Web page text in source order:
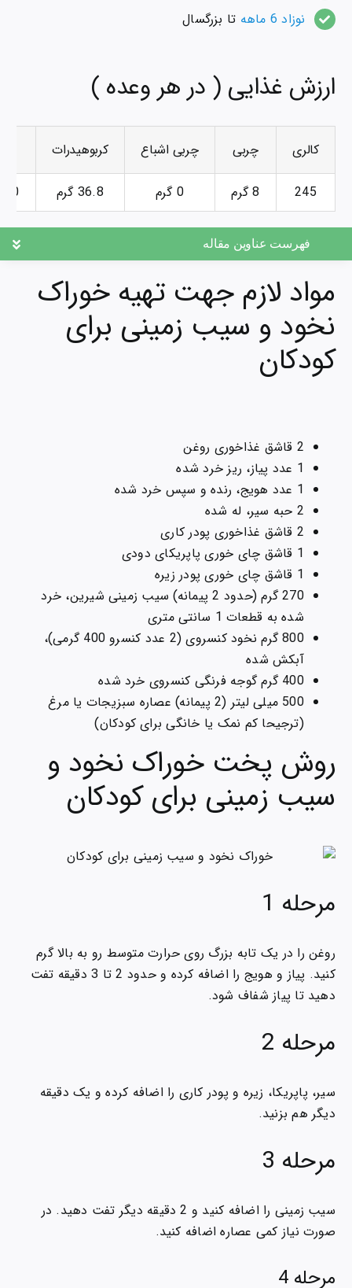
نوزاد 6 ماهه
تا بزرگسال
ارزش غذایی ( در هر وعده )
کالری چربی چربی اشباع کربوهیدرات
245 8 گرم 0 گرم 36.8 گرم 10 گرم
فهرست عناوین مقاله
مواد لازم جهت تهیه خوراک
نخود و سیب زمینی برای
کودکان
2 قاشق غذاخوری روغن
1 عدد پیاز، ریز خرد شده
1 عدد هویج، رنده و سپس خرد شده
2 حبه سیر، له شده
2 قاشق غذاخوری پودر کاری
1 قاشق چای خوری پاپریکای دودی
1 قاشق چای خوری پودر زیره
270 گرم (حدود 2 پیمانه) سیب زمینی شیرین، خرد
شده به قطعات 1 سانتی متری
800 گرم نخود کنسروی (2 عدد کنسرو 400 گرمی)،
آبکش شده
400 گرم گوجه فرنگی کنسروی خرد شده
500 میلی لیتر (2 پیمانه) عصاره سبزیجات یا مرغ
(ترجیحا کم نمک یا خانگی برای کودکان)
روش پخت خوراک نخود و
سیب زمینی برای کودکان
مرحله 1
روغن را در یک تابه بزرگ روی حرارت متوسط رو به بالا گرم
کنید. پیاز و هویج را اضافه کرده و حدود 2 تا 3 دقیقه تفت
دهید تا پیاز شفاف شود.
مرحله 2
سیر، پاپریکا، زیره و پودر کاری را اضافه کرده و یک دقیقه
دیگر هم بزنید.
مرحله 3
سیب زمینی را اضافه کنید و 2 دقیقه دیگر تفت دهید. در
صورت نیاز کمی عصاره اضافه کنید.
مرحله 4